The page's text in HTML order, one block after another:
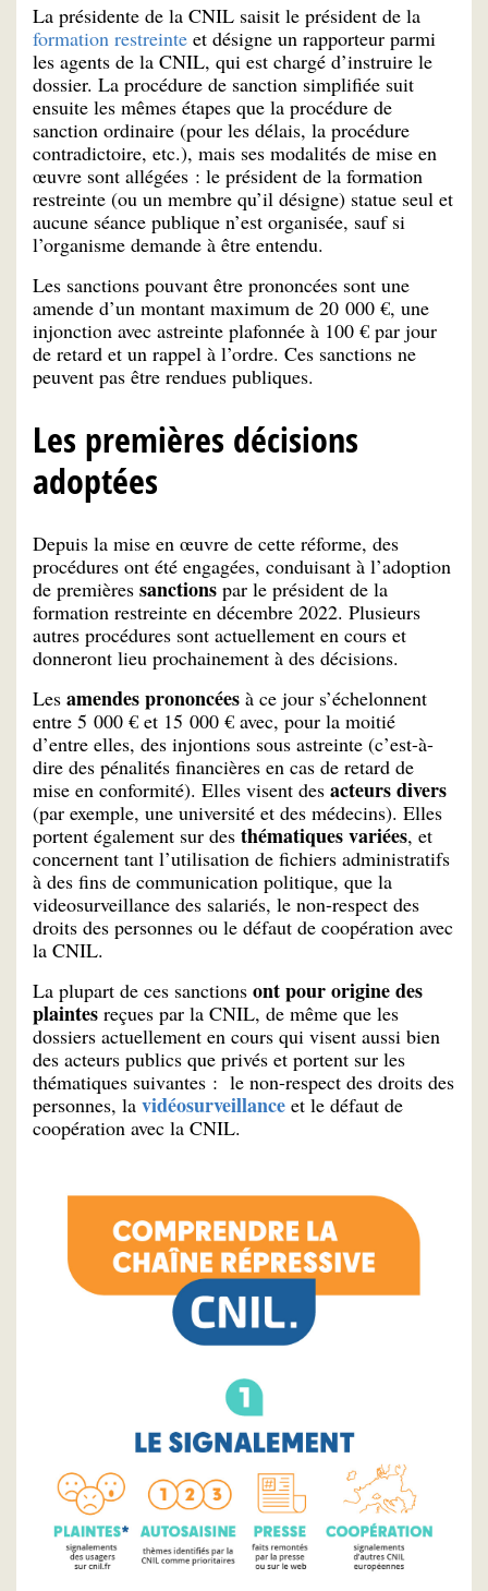
La présidente de la CNIL saisit le président de la
formation restreinte et désigne un rapporteur parmi
les agents de la CNIL, qui est chargé d’instruire le
dossier. La procédure de sanction simplifiée suit
ensuite les mêmes étapes que la procédure de
sanction ordinaire (pour les délais, la procédure
contradictoire, etc.), mais ses modalités de mise en
œuvre sont allégées : le président de la formation
restreinte (ou un membre qu’il désigne) statue seul et
aucune séance publique n’est organisée, sauf si
l’organisme demande à être entendu.
Les sanctions pouvant être prononcées sont une
amende d’un montant maximum de 20 000 €, une
injonction avec astreinte plafonnée à 100 € par jour
de retard et un rappel à l’ordre. Ces sanctions ne
peuvent pas être rendues publiques.
Les premières décisions
adoptées
Depuis la mise en œuvre de cette réforme, des
procédures ont été engagées, conduisant à l’adoption
de premières sanctions par le président de la
formation restreinte en décembre 2022. Plusieurs
autres procédures sont actuellement en cours et
donneront lieu prochainement à des décisions.
Les amendes prononcées à ce jour s’échelonnent
entre 5 000 € et 15 000 € avec, pour la moitié
d’entre elles, des injontions sous astreinte (c’est-à-
dire des pénalités financières en cas de retard de
mise en conformité). Elles visent des acteurs divers
(par exemple, une université et des médecins). Elles
portent également sur des thématiques variées, et
concernent tant l’utilisation de fichiers administratifs
à des fins de communication politique, que la
videosurveillance des salariés, le non-respect des
droits des personnes ou le défaut de coopération avec
la CNIL.
La plupart de ces sanctions ont pour origine des
plaintes reçues par la CNIL, de même que les
dossiers actuellement en cours qui visent aussi bien
des acteurs publics que privés et portent sur les
thématiques suivantes : le non-respect des droits des
personnes, la vidéosurveillance et le défaut de
coopération avec la CNIL.